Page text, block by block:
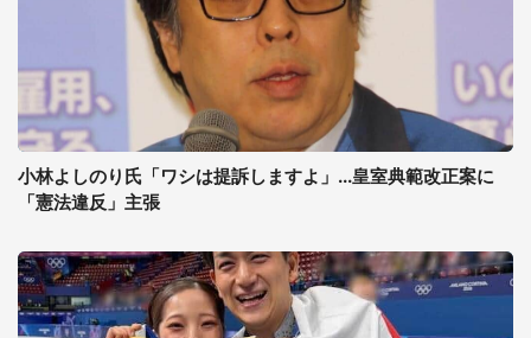
小林よしのり氏「ワシは提訴しますよ」...皇室典範改正案に
「憲法違反」主張